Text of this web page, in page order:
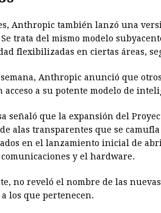
Anthropic también lanzó una
trata del mismo modelo
flexibilizadas en ciertas áreas,
Anthropic anunció que
acceso a su potente modelo de
señaló que la expansión del
alas transparentes que se
en el lanzamiento inicial de
y el hardware.
no reveló el nombre de las
a los que pertenecen.